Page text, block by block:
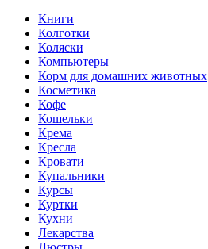
Книги
Колготки
Коляски
Компьютеры
Корм для домашних животных
Косметика
Кофе
Кошельки
Крема
Кресла
Кровати
Купальники
Курсы
Куртки
Кухни
Лекарства